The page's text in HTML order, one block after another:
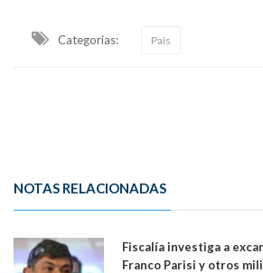
Categorias: País
NOTAS RELACIONADAS
Fiscalía investiga a
Franco Parisi y otros